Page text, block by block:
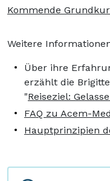
Kommende
Weitere
Über ihre
erzählt die
"Reiseziel:
FAQ zu Acem-
Hauptprinzipien